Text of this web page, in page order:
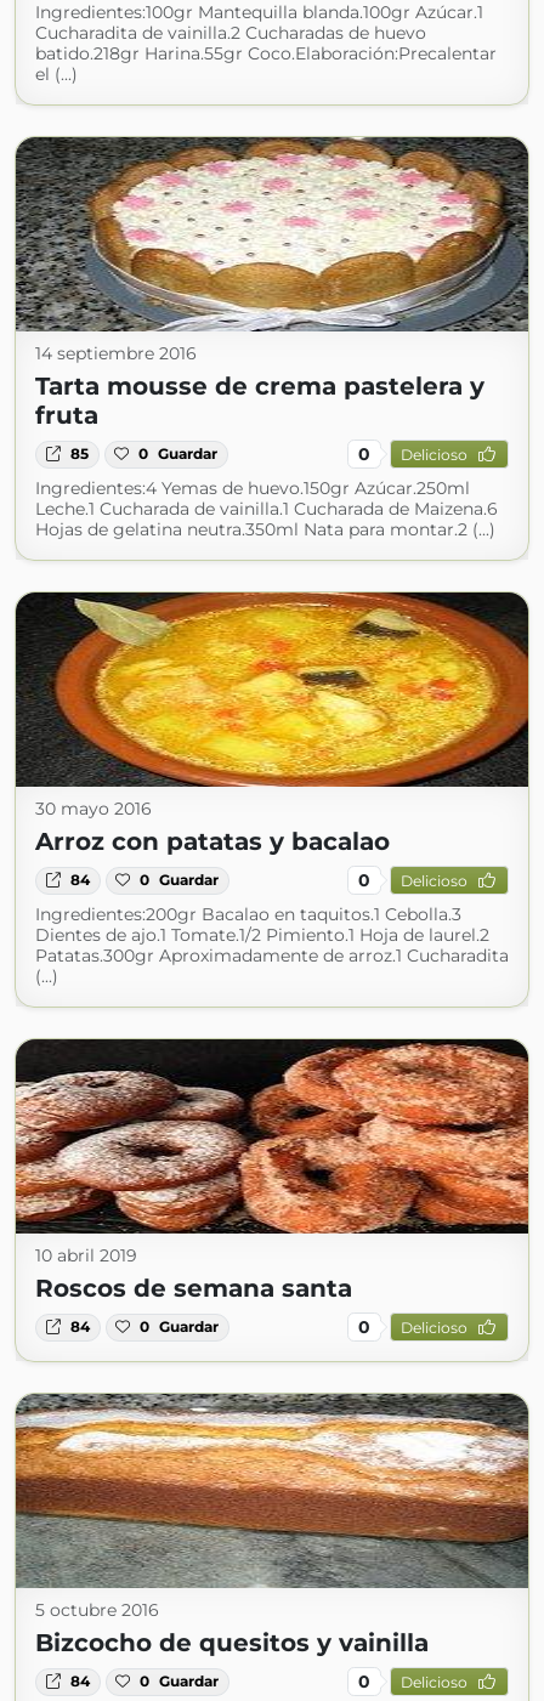
Ingredientes:100gr Mantequilla blanda.100gr Azúcar.1
Cucharadita de vainilla.2 Cucharadas de huevo
batido.218gr Harina.55gr Coco.Elaboración:Precalentar
el (...)
14 septiembre 2016
Tarta mousse de crema pastelera y
fruta
85 0 Guardar 0 Delicioso
Ingredientes:4 Yemas de huevo.150gr Azúcar.250ml
Leche.1 Cucharada de vainilla.1 Cucharada de Maizena.6
Hojas de gelatina neutra.350ml Nata para montar.2 (...)
30 mayo 2016
Arroz con patatas y bacalao
84 0 Guardar 0 Delicioso
Ingredientes:200gr Bacalao en taquitos.1 Cebolla.3
Dientes de ajo.1 Tomate.1/2 Pimiento.1 Hoja de laurel.2
Patatas.300gr Aproximadamente de arroz.1 Cucharadita
(...)
10 abril 2019
Roscos de semana santa
84 0 Guardar 0 Delicioso
5 octubre 2016
Bizcocho de quesitos y vainilla
84 0 Guardar 0 Delicioso